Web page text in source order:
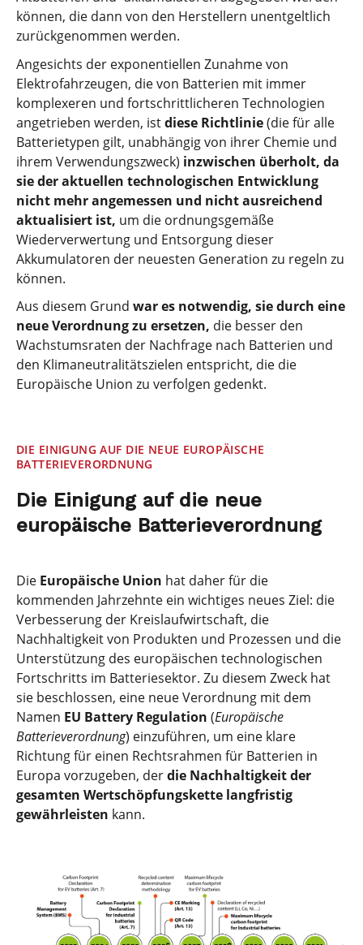
können, die dann von den Herstellern unentgeltlich
zurückgenommen werden.
Angesichts der exponentiellen Zunahme von
Elektrofahrzeugen, die von Batterien mit immer
komplexeren und fortschrittlicheren Technologien
angetrieben werden, istdiese Richtlinie(die für alle
Batterietypen gilt, unabhängig von ihrer Chemie und
ihrem Verwendungszweck) inzwischen überholt, da
sie der aktuellen technologischen Entwicklung
nicht mehr angemessen und nicht ausreichend
aktualisiert ist, um die ordnungsgemäße
Wiederverwertung und Entsorgung dieser
Akkumulatoren der neuesten Generation zu regeln zu
können.
Aus diesem Grund war es notwendig, sie durch eine
neue Verordnung zu ersetzen, die besser den
Wachstumsraten der Nachfrage nach Batterien und
den Klimaneutralitätszielen entspricht, die die
Europäische Union zu verfolgen gedenkt.
DIE EINIGUNG AUF DIE NEUE EUROPÄISCHE
BATTERIEVERORDNUNG
Die Einigung auf die neue
europäische Batterieverordnung
Die Europäische Union hat daher für die
kommenden Jahrzehnte ein wichtiges neues Ziel: die
Verbesserung der Kreislaufwirtschaft, die
Nachhaltigkeit von Produkten und Prozessen und die
Unterstützung des europäischen technologischen
Fortschritts im Batteriesektor. Zu diesem Zweck hat
sie beschlossen, eine neue Verordnung mit dem
Namen EU Battery Regulation (Europäische
Batterieverordnung) einzuführen, um eine klare
Richtung für einen Rechtsrahmen für Batterien in
Europa vorzugeben, derdie Nachhaltigkeit der
gesamten Wertschöpfungskette langfristig
gewährleisten kann.